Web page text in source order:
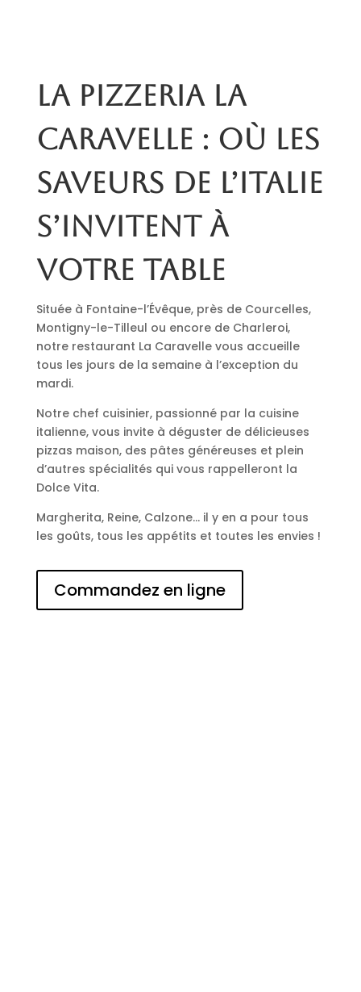
La pizzeria La
Caravelle : où les
saveurs de l’Italie
s’invitent à
votre table
Située à Fontaine-l’Évêque, près de Courcelles,
Montigny-le-Tilleul ou encore de Charleroi,
notre restaurant La Caravelle vous accueille
tous les jours de la semaine à l’exception du
mardi.
Notre chef cuisinier, passionné par la cuisine
italienne, vous invite à déguster de délicieuses
pizzas maison, des pâtes généreuses et plein
d’autres spécialités qui vous rappelleront la
Dolce Vita.
Margherita, Reine, Calzone… il y en a pour tous
les goûts, tous les appétits et toutes les envies !
Commandez en ligne